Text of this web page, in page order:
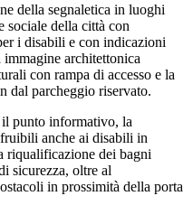
della segnaletica in luoghi
sociale della città con
i disabili e con indicazioni
architettonica
con rampa di accesso e la
dal parcheggio riservato.
punto informativo, la
anche ai disabili in
riqualificazione dei bagni
sicurezza, oltre al
in prossimità della porta